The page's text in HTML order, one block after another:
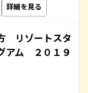
詳細を見る
リゾートスタ
アム ２０１９